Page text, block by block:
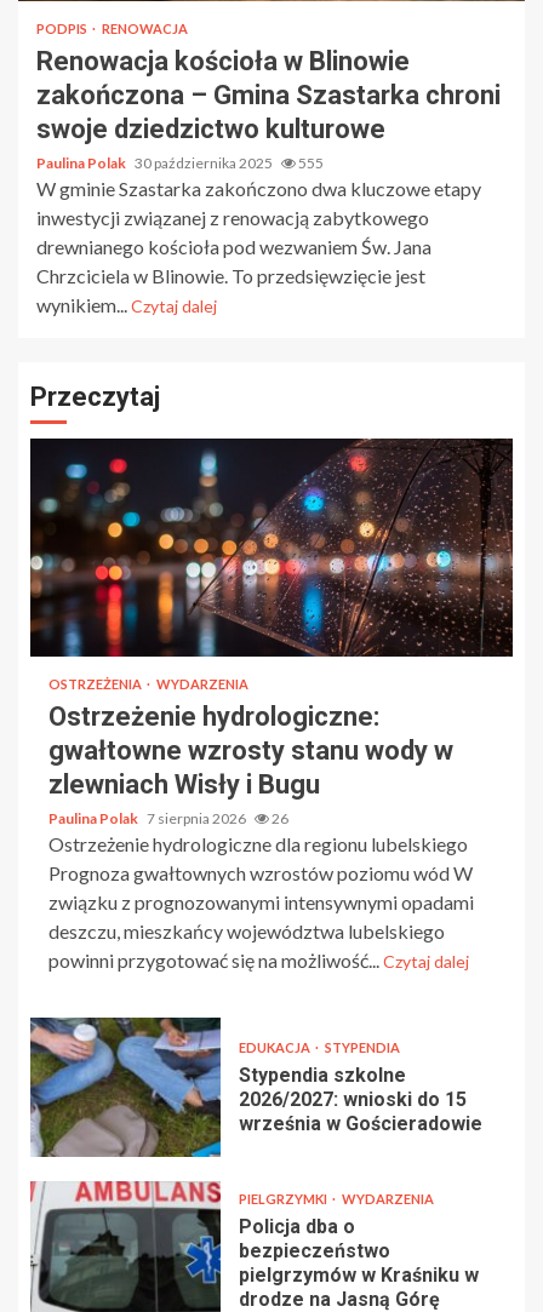
PODPIS RENOWACJA
Renowacja kościoła w Blinowie
zakończona – Gmina Szastarka chroni
swoje dziedzictwo kulturowe
Paulina Polak 30 października 2025 555
W gminie Szastarka zakończono dwa kluczowe etapy
inwestycji związanej z renowacją zabytkowego
drewnianego kościoła pod wezwaniem Św. Jana
Chrzciciela w Blinowie. To przedsięwzięcie jest
wynikiem...Czytaj dalej
Przeczytaj
OSTRZEŻENIA WYDARZENIA
Ostrzeżenie hydrologiczne:
gwałtowne wzrosty stanu wody w
zlewniach Wisły i Bugu
Paulina Polak 7 sierpnia 2026 26
Ostrzeżenie hydrologiczne dla regionu lubelskiego
Prognoza gwałtownych wzrostów poziomu wód W
związku z prognozowanymi intensywnymi opadami
deszczu, mieszkańcy województwa lubelskiego
powinni przygotować się na możliwość...Czytaj dalej
EDUKACJA STYPENDIA
Stypendia szkolne
2026/2027: wnioski do 15
września w Gościeradowie
PIELGRZYMKI WYDARZENIA
Policja dba o
bezpieczeństwo
pielgrzymów w Kraśniku w
drodze na Jasną Górę